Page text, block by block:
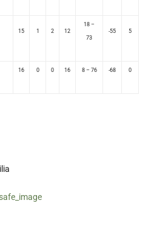
15 1 2 12
18 –
73
-55 5
16 0 0 16 8 – 76 -68 0